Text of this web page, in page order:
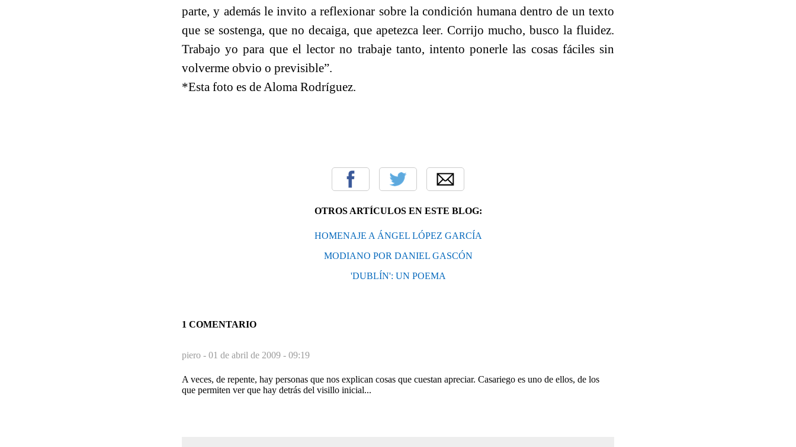
parte, y además le invito a reflexionar sobre la condición humana dentro de un texto
que se sostenga, que no decaiga, que apetezca leer. Corrijo mucho, busco la fluidez.
Trabajo yo para que el lector no trabaje tanto, intento ponerle las cosas fáciles sin
volverme obvio o previsible”.
*Esta foto es de Aloma Rodríguez.
OTROS ARTÍCULOS EN ESTE BLOG:
HOMENAJE A ÁNGEL LÓPEZ GARCÍA
MODIANO POR DANIEL GASCÓN
'DUBLÍN': UN POEMA
1 COMENTARIO
piero - 01 de abril de 2009 - 09:19
A veces, de repente, hay personas que nos explican cosas que cuestan apreciar. Casariego es uno de ellos, de los
que permiten ver que hay detrás del visillo inicial...